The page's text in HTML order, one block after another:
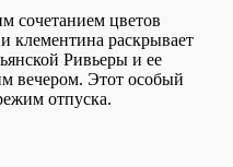
сочетанием цветов
клементина раскрывает
Ривьеры и ее
вечером. Этот особый
отпуска.